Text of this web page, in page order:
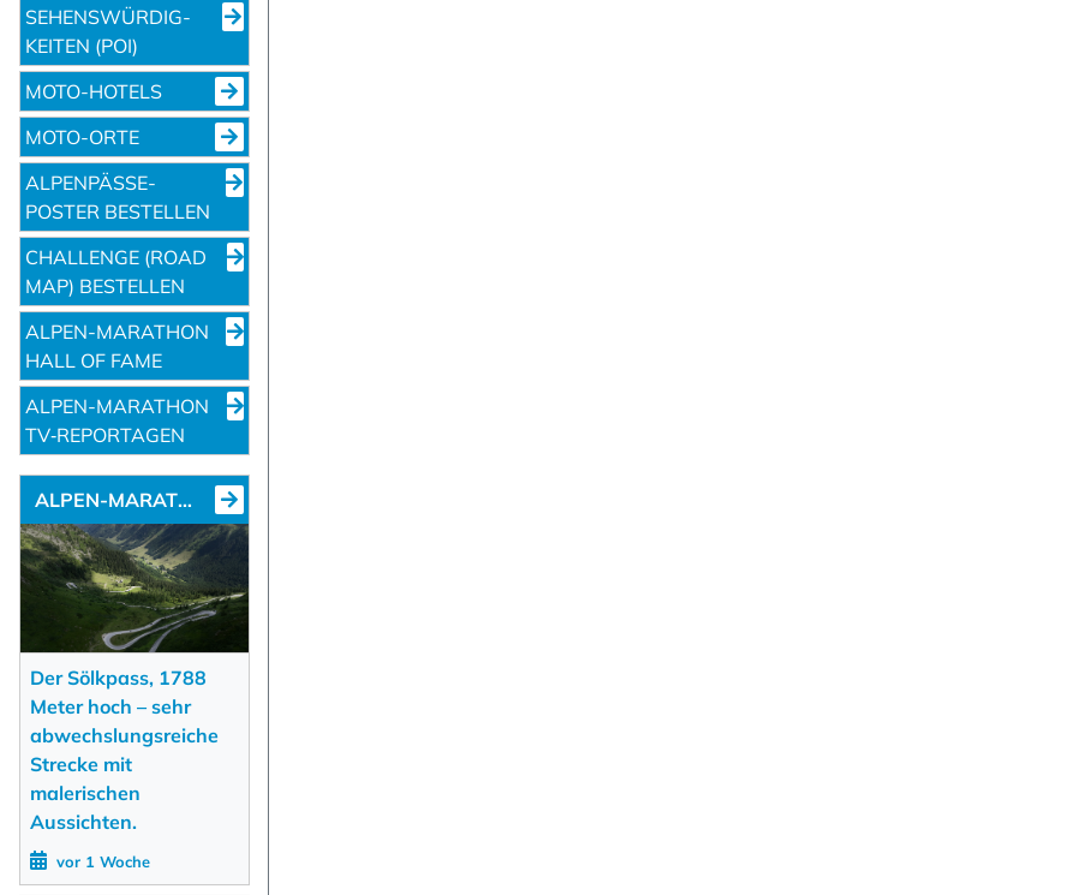
SEHENS­WÜRDIG­
KEITEN (POI)
MOTO-HOTELS
MOTO-ORTE
ALPENPÄSSE-
POSTER BESTELLEN
CHALLENGE (ROAD
MAP) BESTELLEN
ALPEN-MARATHON
HALL OF FAME
ALPEN-MARATHON
TV‑REPORTAGEN
ALPEN-MARATHON NEWS
Der Sölkpass, 1788
Meter hoch – sehr
abwechslungsreiche
Strecke mit
malerischen
Aussichten.
vor 1 Woche